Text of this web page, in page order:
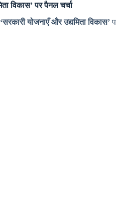
विकास’ पर पैनल चर्चा
‘सरकारी योजनाएँ और उद्यमिता विकास’